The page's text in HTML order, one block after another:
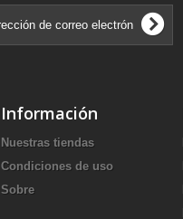
Información
Nuestras tiendas
Condiciones de uso
Sobre